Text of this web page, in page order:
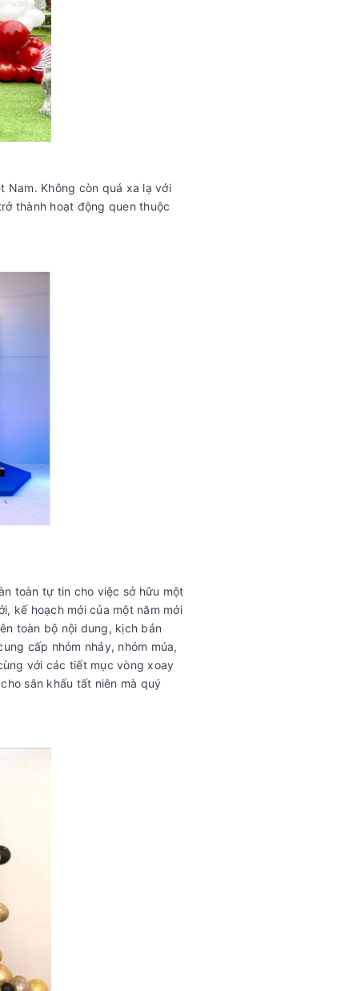
Nam. Không còn quá xa lạ với
thành hoạt động quen thuộc
toàn tự tin cho việc sở hữu một
kế hoạch mới của một năm mới
toàn bộ nội dung, kịch bản
cấp nhóm nhảy, nhóm múa,
với các tiết mục vòng xoay
sân khấu tất niên mà quý